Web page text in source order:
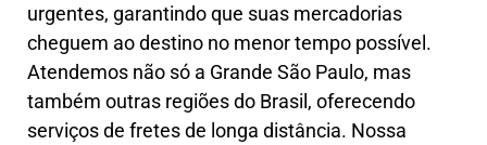
urgentes, garantindo que suas mercadorias
cheguem ao destino no menor tempo possível.
Atendemos não só a Grande São Paulo, mas
também outras regiões do Brasil, oferecendo
serviços de fretes de longa distância. Nossa